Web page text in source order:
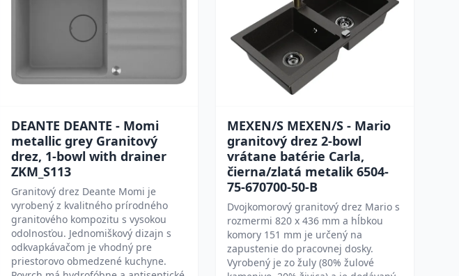
DEANTE DEANTE - Momi
metallic grey Granitový
drez, 1-bowl with drainer
ZKM_S113
Granitový drez Deante Momi je
vyrobený z kvalitného prírodného
granitového kompozitu s vysokou
odolnosťou. Jednomiškový dizajn s
odkvapkávačom je vhodný pre
priestorovo obmedzené kuchyne.
MEXEN/S MEXEN/S - Mario
granitový drez 2-bowl
vrátane batérie Carla,
čierna/zlatá metalik 6504-
75-670700-50-B
Dvojkomorový granitový drez Mario s
rozmermi 820 x 436 mm a hĺbkou
komory 151 mm je určený na
zapustenie do pracovnej dosky.
Vyrobený je zo žuly (80% žulové